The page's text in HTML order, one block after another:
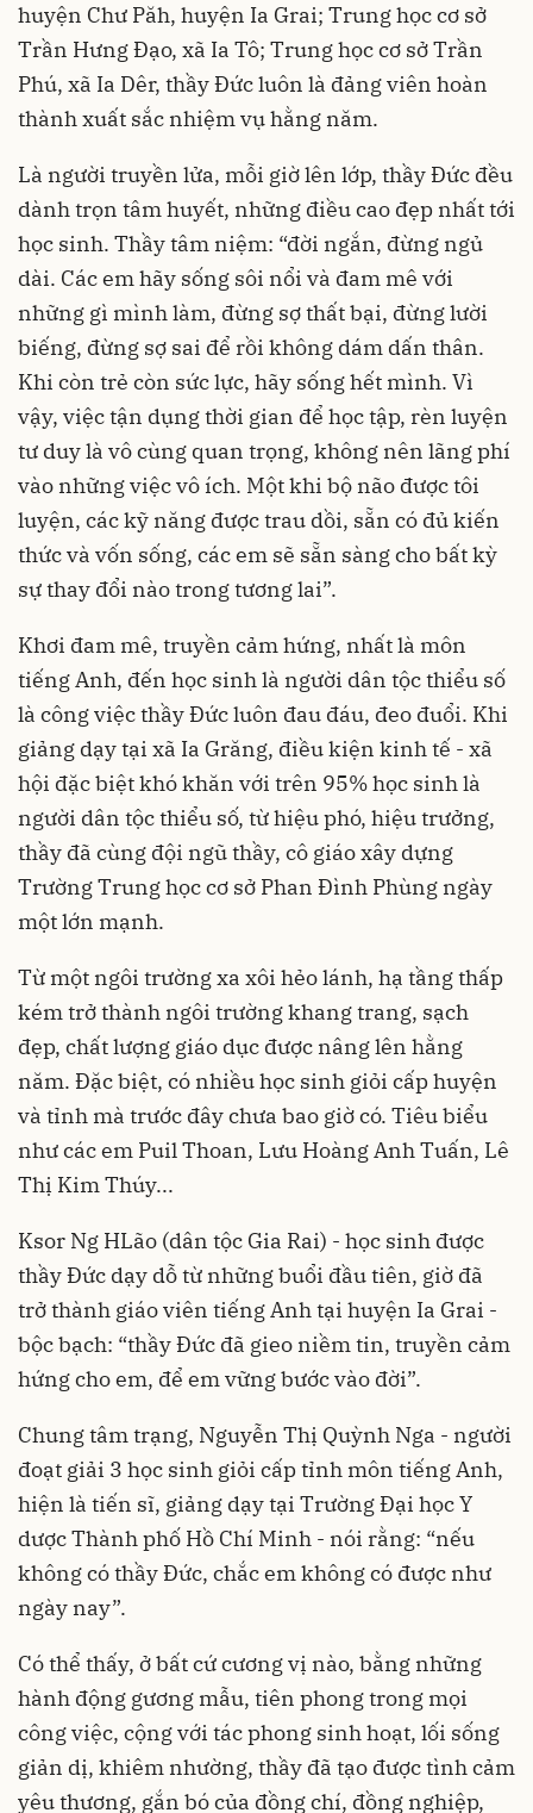
huyện Chư Păh, huyện Ia Grai; Trung học cơ sở
Trần Hưng Đạo, xã Ia Tô; Trung học cơ sở Trần
Phú, xã Ia Dêr, thầy Đức luôn là đảng viên hoàn
thành xuất sắc nhiệm vụ hằng năm.
Là người truyền lửa, mỗi giờ lên lớp, thầy Đức đều
dành trọn tâm huyết, những điều cao đẹp nhất tới
học sinh. Thầy tâm niệm: “đời ngắn, đừng ngủ
dài. Các em hãy sống sôi nổi và đam mê với
những gì mình làm, đừng sợ thất bại, đừng lười
biếng, đừng sợ sai để rồi không dám dấn thân.
Khi còn trẻ còn sức lực, hãy sống hết mình. Vì
vậy, việc tận dụng thời gian để học tập, rèn luyện
tư duy là vô cùng quan trọng, không nên lãng phí
vào những việc vô ích. Một khi bộ não được tôi
luyện, các kỹ năng được trau dồi, sẵn có đủ kiến
thức và vốn sống, các em sẽ sẵn sàng cho bất kỳ
sự thay đổi nào trong tương lai”.
Khơi đam mê, truyền cảm hứng, nhất là môn
tiếng Anh, đến học sinh là người dân tộc thiểu số
là công việc thầy Đức luôn đau đáu, đeo đuổi. Khi
giảng dạy tại xã Ia Grăng, điều kiện kinh tế - xã
hội đặc biệt khó khăn với trên 95% học sinh là
người dân tộc thiểu số, từ hiệu phó, hiệu trưởng,
thầy đã cùng đội ngũ thầy, cô giáo xây dựng
Trường Trung học cơ sở Phan Đình Phùng ngày
một lớn mạnh.
Từ một ngôi trường xa xôi hẻo lánh, hạ tầng thấp
kém trở thành ngôi trường khang trang, sạch
đẹp, chất lượng giáo dục được nâng lên hằng
năm. Đặc biệt, có nhiều học sinh giỏi cấp huyện
và tỉnh mà trước đây chưa bao giờ có. Tiêu biểu
như các em Puil Thoan, Lưu Hoàng Anh Tuấn, Lê
Thị Kim Thúy...
Ksor Ng HLão (dân tộc Gia Rai) - học sinh được
thầy Đức dạy dỗ từ những buổi đầu tiên, giờ đã
trở thành giáo viên tiếng Anh tại huyện Ia Grai -
bộc bạch: “thầy Đức đã gieo niềm tin, truyền cảm
hứng cho em, để em vững bước vào đời”.
Chung tâm trạng, Nguyễn Thị Quỳnh Nga - người
đoạt giải 3 học sinh giỏi cấp tỉnh môn tiếng Anh,
hiện là tiến sĩ, giảng dạy tại Trường Đại học Y
dược Thành phố Hồ Chí Minh - nói rằng: “nếu
không có thầy Đức, chắc em không có được như
ngày nay”.
Có thể thấy, ở bất cứ cương vị nào, bằng những
hành động gương mẫu, tiên phong trong mọi
công việc, cộng với tác phong sinh hoạt, lối sống
giản dị, khiêm nhường, thầy đã tạo được tình cảm
yêu thương, gắn bó của đồng chí, đồng nghiệp,